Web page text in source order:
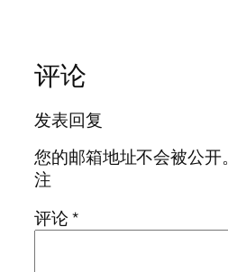
评论
发表回复
您的邮箱地址不会被公开。
注
评论*